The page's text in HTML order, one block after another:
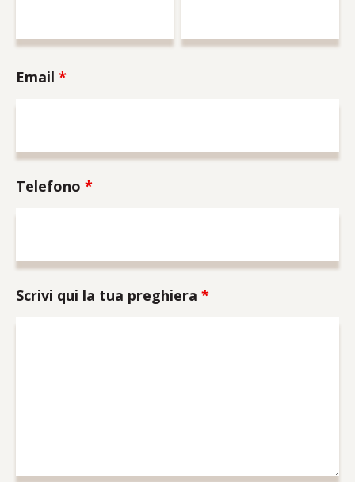
Email *
Telefono *
Scrivi qui la tua preghiera *